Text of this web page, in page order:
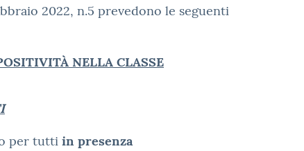
2022, n.5 prevedono le seguenti
NELLA CLASSE
per tutti in presenza